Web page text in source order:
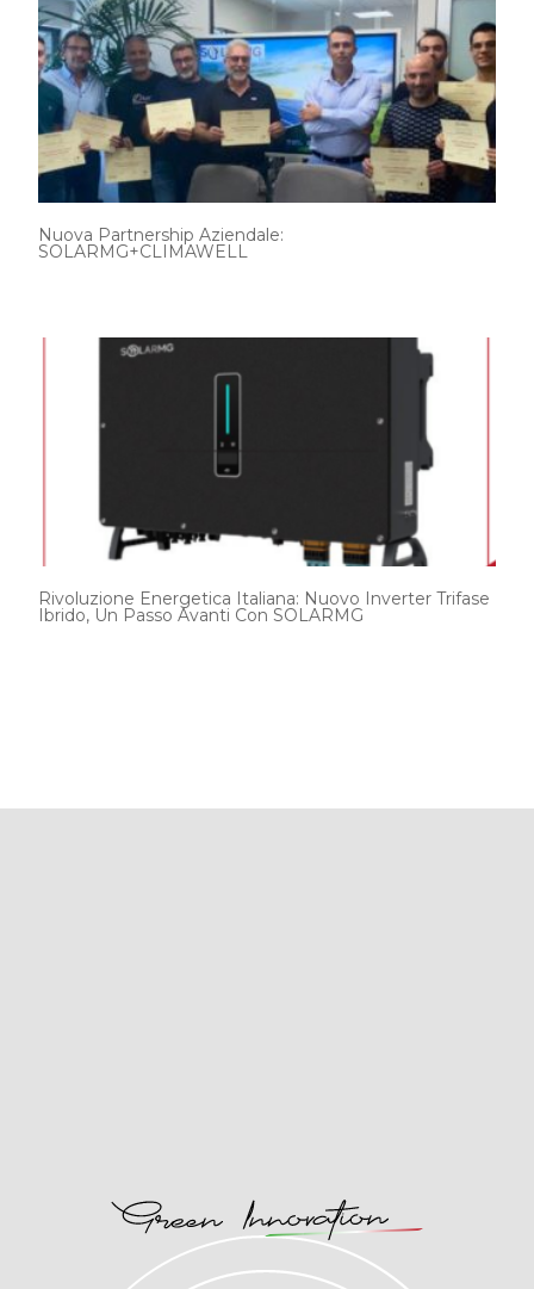
Nuova Partnership Aziendale:
SOLARMG+CLIMAWELL
Rivoluzione Energetica Italiana: Nuovo Inverter Trifase
Ibrido, Un Passo Avanti Con SOLARMG